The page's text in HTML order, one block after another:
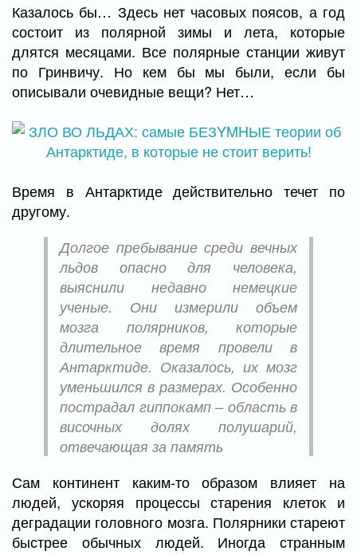
Казалось бы… Здесь нет часовых поясов, а год
состоит из полярной зимы и лета, которые
длятся месяцами. Все полярные станции живут
по Гринвичу. Но кем бы мы были, если бы
описывали очевидные вещи? Нет…
Время в Антарктиде действительно течет по
другому.
Долгое пребывание среди вечных
льдов опасно для человека,
выяснили недавно немецкие
ученые. Они измерили объем
мозга полярников, которые
длительное время провели в
Антарктиде. Оказалось, их мозг
уменьшился в размерах. Особенно
пострадал гиппокамп – область в
височных долях полушарий,
отвечающая за память
Сам континент каким-то образом влияет на
людей, ускоряя процессы старения клеток и
деградации головного мозга. Полярники стареют
быстрее обычных людей. Иногда странным